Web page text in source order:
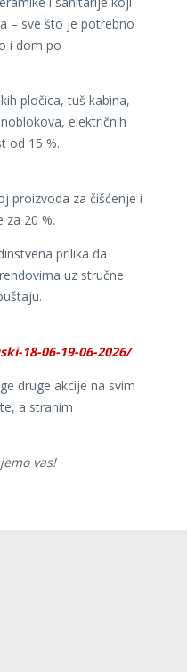
– sve što je potrebno
i dom po
pločica, tuš kabina,
električnih
od 15 %.
proizvoda za čišćenje i
za 20 %.
prilika da
uz stručne
18-06-19-06-2026/
druge akcije na svim
a stranim
vas!